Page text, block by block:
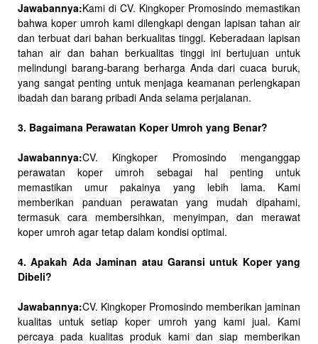
Jawabannya:Kami di CV. Kingkoper Promosindo memastikan
bahwa koper umroh kami dilengkapi dengan lapisan tahan air
dan terbuat dari bahan berkualitas tinggi. Keberadaan lapisan
tahan air dan bahan berkualitas tinggi ini bertujuan untuk
melindungi barang-barang berharga Anda dari cuaca buruk,
yang sangat penting untuk menjaga keamanan perlengkapan
ibadah dan barang pribadi Anda selama perjalanan.
3. Bagaimana Perawatan Koper Umroh yang Benar?
Jawabannya:CV. Kingkoper Promosindo menganggap
perawatan koper umroh sebagai hal penting untuk
memastikan umur pakainya yang lebih lama. Kami
memberikan panduan perawatan yang mudah dipahami,
termasuk cara membersihkan, menyimpan, dan merawat
koper umroh agar tetap dalam kondisi optimal.
4. Apakah Ada Jaminan atau Garansi untuk Koper yang
Dibeli?
Jawabannya:CV. Kingkoper Promosindo memberikan jaminan
kualitas untuk setiap koper umroh yang kami jual. Kami
percaya pada kualitas produk kami dan siap memberikan